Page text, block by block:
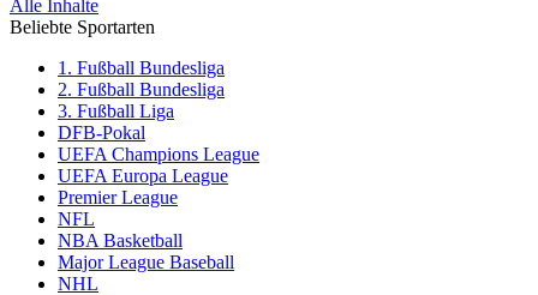
Alle Inhalte
Beliebte Sportarten
1. Fußball Bundesliga
2. Fußball Bundesliga
3. Fußball Liga
DFB-Pokal
UEFA Champions League
UEFA Europa League
Premier League
NFL
NBA Basketball
Major League Baseball
NHL